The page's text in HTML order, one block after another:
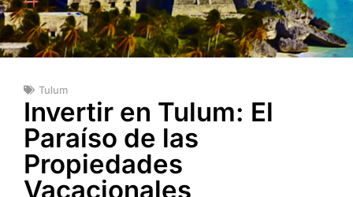
Tulum
Invertir en Tulum: El
Paraíso de las
Propiedades
Vacacionales